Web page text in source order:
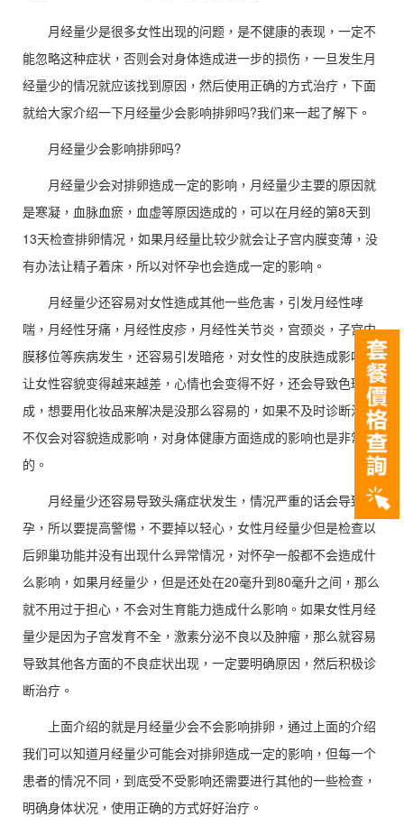
月经量少是很多女性出现的问题，是不健康的表现，一定不
能忽略这种症状，否则会对身体造成进一步的损伤，一旦发生月
经量少的情况就应该找到原因，然后使用正确的方式治疗，下面
就给大家介绍一下月经量少会影响排卵吗?我们来一起了解下。
月经量少会影响排卵吗?
月经量少会对排卵造成一定的影响，月经量少主要的原因就
是寒凝，血脉血瘀，血虚等原因造成的，可以在月经的第8天到
13天检查排卵情况，如果月经量比较少就会让子宫内膜变薄，没
有办法让精子着床，所以对怀孕也会造成一定的影响。
月经量少还容易对女性造成其他一些危害，引发月经性哮
喘，月经性牙痛，月经性皮疹，月经性关节炎，宫颈炎，子宫内
膜移位等疾病发生，还容易引发暗疮，对女性的皮肤造成影响，
让女性容貌变得越来越差，心情也会变得不好，还会导致色斑形
成，想要用化妆品来解决是没那么容易的，如果不及时诊断治疗
不仅会对容貌造成影响，对身体健康方面造成的影响也是非常大
的。
月经量少还容易导致头痛症状发生，情况严重的话会导致不
孕，所以要提高警惕，不要掉以轻心，女性月经量少但是检查以
后卵巢功能并没有出现什么异常情况，对怀孕一般都不会造成什
么影响，如果月经量少，但是还处在20毫升到80毫升之间，那么
就不用过于担心，不会对生育能力造成什么影响。如果女性月经
量少是因为子宫发育不全，激素分泌不良以及肿瘤，那么就容易
导致其他各方面的不良症状出现，一定要明确原因，然后积极诊
断治疗。
上面介绍的就是月经量少会不会影响排卵，通过上面的介绍
我们可以知道月经量少可能会对排卵造成一定的影响，但每一个
患者的情况不同，到底受不受影响还需要进行其他的一些检查，
明确身体状况，使用正确的方式好好治疗。